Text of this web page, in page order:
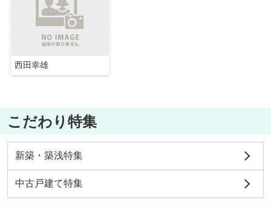
西田幸雄
こだわり特集
新築・築浅特集
中古戸建て特集